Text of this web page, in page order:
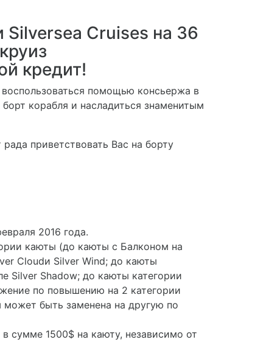
Cruises на 36
кредит!
помощью консьержа в
корабля и насладиться знаменитым
приветствовать Вас на борту
2016 года.
каюты (до каюты с Балконом на
Cloudи Silver Wind; до каюты
Silver Shadow; до каюты категории
по повышению на 2 категории
быть заменена на другую по
сумме 1500$ на каюту, независимо от